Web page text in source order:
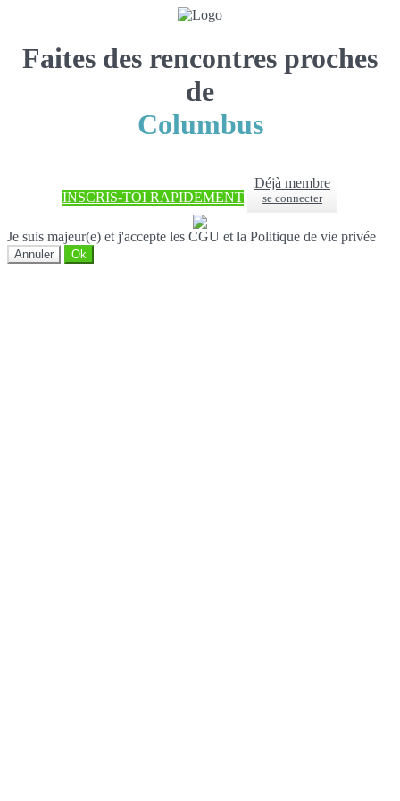
Faites des rencontres proches
de
Columbus
INSCRIS-TOI RAPIDEMENT
Déjà membre
se connecter
Je suis majeur(e) et j'accepte les CGU et la Politique de vie privée
Annuler Ok